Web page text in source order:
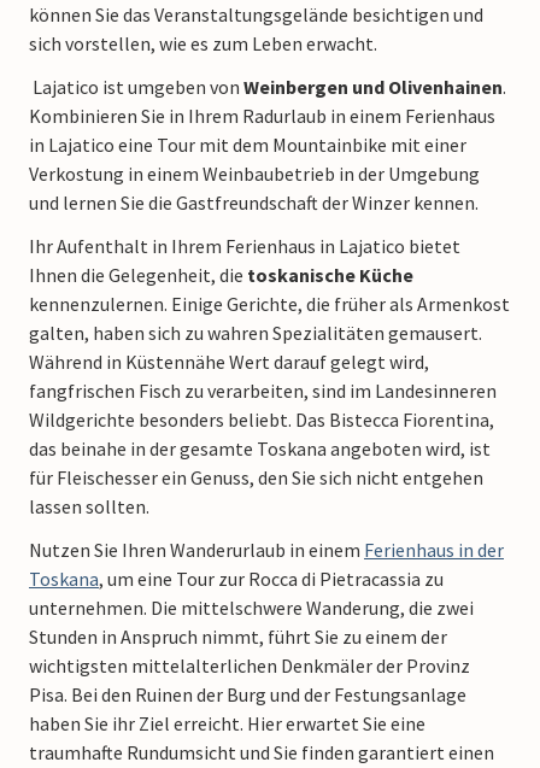
können Sie das Veranstaltungsgelände besichtigen und
sich vorstellen, wie es zum Leben erwacht.
Lajatico ist umgeben von Weinbergen und Olivenhainen.
Kombinieren Sie in Ihrem Radurlaub in einem Ferienhaus
in Lajatico eine Tour mit dem Mountainbike mit einer
Verkostung in einem Weinbaubetrieb in der Umgebung
und lernen Sie die Gastfreundschaft der Winzer kennen.
Ihr Aufenthalt in Ihrem Ferienhaus in Lajatico bietet
Ihnen die Gelegenheit, die toskanische Küche
kennenzulernen. Einige Gerichte, die früher als Armenkost
galten, haben sich zu wahren Spezialitäten gemausert.
Während in Küstennähe Wert darauf gelegt wird,
fangfrischen Fisch zu verarbeiten, sind im Landesinneren
Wildgerichte besonders beliebt. Das Bistecca Fiorentina,
das beinahe in der gesamte Toskana angeboten wird, ist
für Fleischesser ein Genuss, den Sie sich nicht entgehen
lassen sollten.
Nutzen Sie Ihren Wanderurlaub in einem Ferienhaus in der
Toskana, um eine Tour zur Rocca di Pietracassia zu
unternehmen. Die mittelschwere Wanderung, die zwei
Stunden in Anspruch nimmt, führt Sie zu einem der
wichtigsten mittelalterlichen Denkmäler der Provinz
Pisa. Bei den Ruinen der Burg und der Festungsanlage
haben Sie ihr Ziel erreicht. Hier erwartet Sie eine
traumhafte Rundumsicht und Sie finden garantiert einen